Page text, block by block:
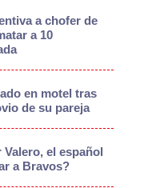
a chofer de
a 10
en motel tras
de su pareja
el español
a Bravos?